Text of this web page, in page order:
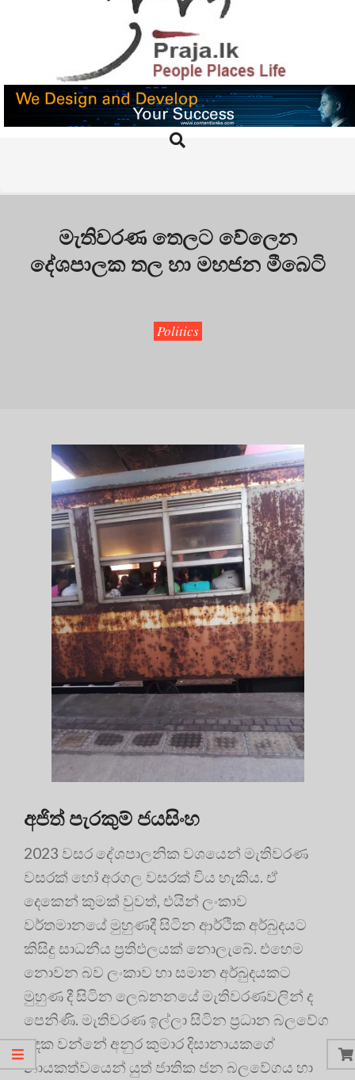
PRAJA.LK
Search
මැතිවරණ තෙලට වේලෙන
දේශපාලක තල හා මහජන මීබෙටි
Politics
අජිත් පැරකුම් ජයසිංහ
2023 වසර දේශපාලනික වශයෙන් මැතිවරණ
වසරක් හෝ අරගල වසරක් විය හැකිය. ඒ
දෙකෙන් කුමක් වුවත්, එයින් ලංකාව
වර්තමානයේ මුහුණදී සිටින ආර්ථික අර්බුදයට
කිසිදු සාධනීය ප්‍රතිඵලයක් නොලැබේ. එහෙම
නොවන බව ලංකාව හා සමාන අර්බුදයකට
මුහුණ දී සිටින ලෙබනනයේ මැතිවරණවලින් ද
පෙනිණි. මැතිවරණ ඉල්ලා සිටින ප්‍රධාන බලවේග
දෙක වන්නේ අනුර කුමාර දිසානායකගේ
නායකත්වයෙන් යුත් ජාතික ජන බලවේගය හා